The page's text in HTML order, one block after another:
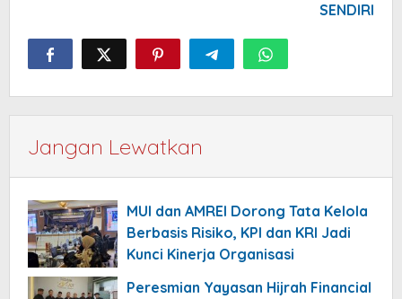
SENDIRI
Jangan Lewatkan
MUI dan AMREI Dorong Tata Kelola
Berbasis Risiko, KPI dan KRI Jadi
Kunci Kinerja Organisasi
Peresmian Yayasan Hijrah Financial